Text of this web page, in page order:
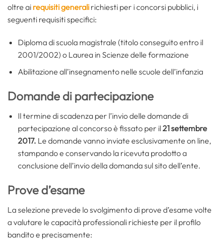
oltre ai requisiti generali richiesti per i concorsi pubblici, i
seguenti requisiti specifici:
Diploma di scuola magistrale (titolo conseguito entro il
2001/2002) o Laurea in Scienze delle formazione
Abilitazione all’insegnamento nelle scuole dell’infanzia
Domande di partecipazione
Il termine di scadenza per l’invio delle domande di
partecipazione al concorso è fissato per il21 settembre
2017. Le domande vanno inviate esclusivamente on line,
stampando e conservando la ricevuta prodotto a
conclusione dell’invio della domanda sul sito dell’ente.
Prove d’esame
La selezione prevede lo svolgimento di prove d’esame volte
a valutare le capacità professionali richieste per il profilo
bandito e precisamente: